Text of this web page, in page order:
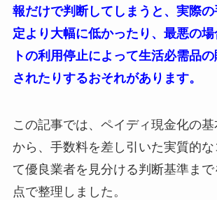
報だけで判断してしまうと、実際
定より大幅に低かったり、最悪の
トの利用停止によって生活必需品
されたりするおそれがあります。
この記事では、ペイディ現金化の
から、手数料を差し引いた実質的な
て優良業者を見分ける判断基準ま
点で整理しました。